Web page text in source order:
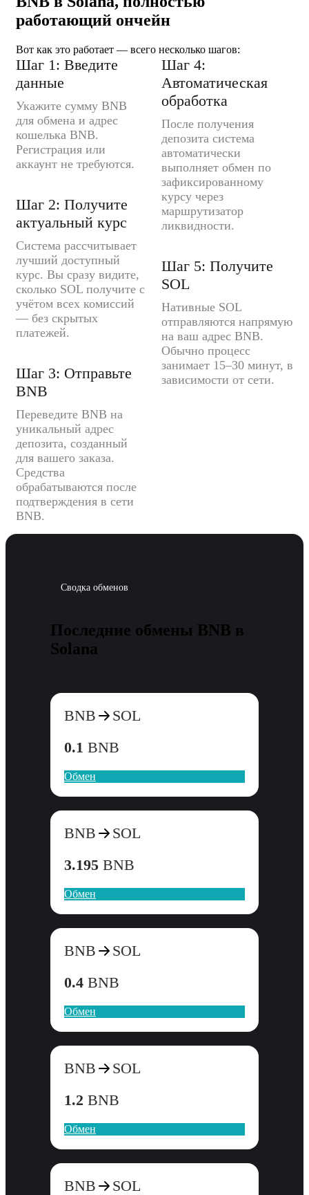
работающий ончейн
Вот как это работает — всего несколько шагов:
Шаг 1: Введите
данные
Укажите сумму BNB
для обмена и адрес
кошелька BNB.
Регистрация или
аккаунт не требуются.
Шаг 2: Получите
актуальный курс
Система рассчитывает
лучший доступный
курс. Вы сразу видите,
сколько SOL получите с
учётом всех комиссий
— без скрытых
платежей.
Шаг 3: Отправьте
BNB
Переведите BNB на
уникальный адрес
депозита, созданный
для вашего заказа.
Средства
обрабатываются после
подтверждения в сети
BNB.
Шаг 4:
Автоматическая
обработка
После получения
депозита система
автоматически
выполняет обмен по
зафиксированному
курсу через
маршрутизатор
ликвидности.
Шаг 5: Получите
SOL
Нативные SOL
отправляются напрямую
на ваш адрес BNB.
Обычно процесс
занимает 15–30 минут, в
зависимости от сети.
Сводка обменов
Последние обмены BNB в
Solana
BNB
SOL
0.1 BNB
Обмен
BNB
SOL
3.195 BNB
Обмен
BNB
SOL
0.4 BNB
Обмен
BNB
SOL
1.2 BNB
Обмен
BNB SOL